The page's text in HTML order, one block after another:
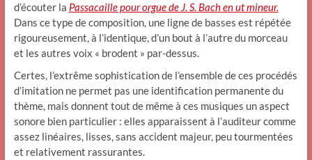
d’écouter la Passacaille pour orgue de J. S. Bach en ut mineur.
Dans ce type de composition, une ligne de basses est répétée
rigoureusement, à l’identique, d’un bout à l’autre du morceau
et les autres voix « brodent » par-dessus.
Certes, l’extrême sophistication de l’ensemble de ces procédés
d’imitation ne permet pas une identification permanente du
thème, mais donnent tout de même à ces musiques un aspect
sonore bien particulier : elles apparaissent à l’auditeur comme
assez linéaires, lisses, sans accident majeur, peu tourmentées
et relativement rassurantes.